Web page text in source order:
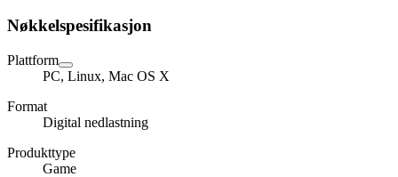
Nøkkelspesifikasjon
Plattform
PC, Linux, Mac OS X
Format
Digital nedlastning
Produkttype
Game